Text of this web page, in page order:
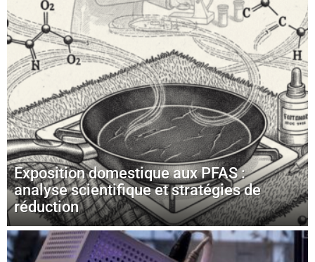
Exposition domestique aux PFAS :
analyse scientifique et stratégies de
réduction